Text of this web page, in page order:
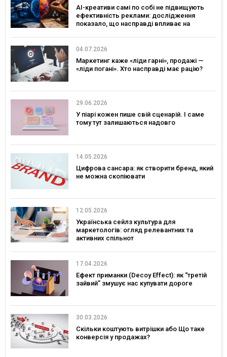
AI-креативи самі по собі не підвищують
ефективність реклами: дослідження
показало, що насправді впливає на
04.07.2026
Маркетинг каже «ліди гарні», продажі —
«ліди погані». Хто насправді має рацію?
29.06.2026
У піарі кожен пише свій сценарій. І саме
тому тут залишаються надовго
14.05.2026
Цифрова сансара: як створити бренд, який
не можна скопіювати
12.05.2026
Українська сейлз культура для
маркетологів: огляд релевантних та
активних спільнот
17.04.2026
Ефект приманки (Decoy Effect): як “третій
зайвий” змушує нас купувати дороге
30.03.2026
Скільки коштують витрішки або Що таке
конверсія у продажах?